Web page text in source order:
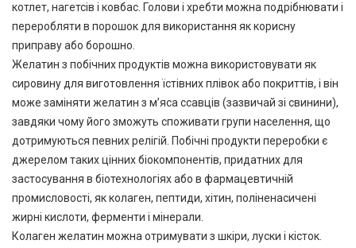
котлет, нагетсів і ковбас. Голови і хребти можна подрібнювати і
переробляти в порошок для використання як корисну
приправу або борошно.
Желатин з побічних продуктів можна використовувати як
сировину для виготовлення їстівних плівок або покриттів, і він
може заміняти желатин з м’яса ссавців (зазвичай зі свинини),
завдяки чому його зможуть споживати групи населення, що
дотримуються певних релігій. Побічні продукти переробки є
джерелом таких цінних біокомпонентів, придатних для
застосування в біотехнологіях або в фармацевтичній
промисловості, як колаген, пептиди, хітин, поліненасичені
жирні кислоти, ферменти і мінерали.
Колаген желатин можна отримувати з шкіри, луски і кісток.